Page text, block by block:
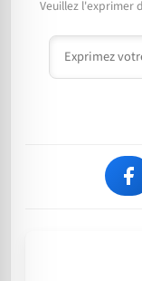
Veuillez l'exprimer
Commentaire